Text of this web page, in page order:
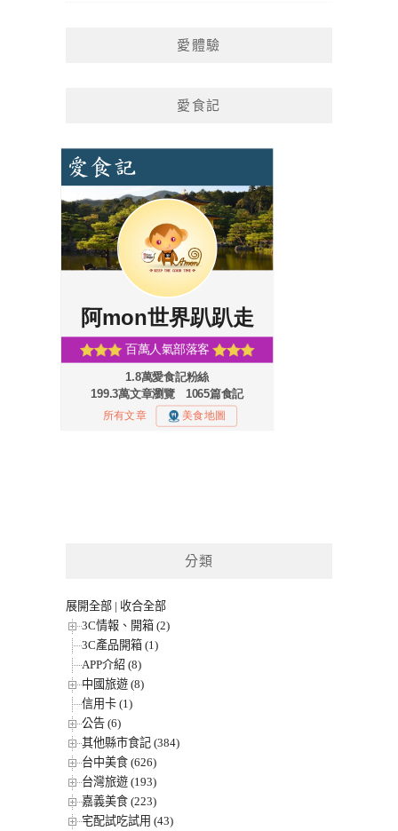
愛體驗
愛食記
分類
展開全部 | 收合全部
3C情報、開箱 (2)
3C產品開箱 (1)
APP介紹 (8)
中國旅遊 (8)
信用卡 (1)
公告 (6)
其他縣市食記 (384)
台中美食 (626)
台灣旅遊 (193)
嘉義美食 (223)
宅配試吃試用 (43)